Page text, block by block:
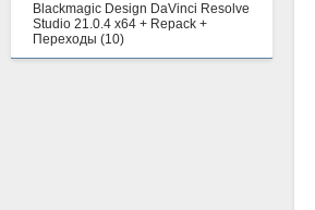
Blackmagic Design DaVinci Resolve
Studio 21.0.4 x64 + Repack +
Переходы (10)